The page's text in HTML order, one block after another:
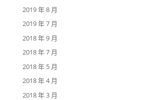
2019 年 8 月
2019 年 7 月
2018 年 9 月
2018 年 7 月
2018 年 5 月
2018 年 4 月
2018 年 3 月